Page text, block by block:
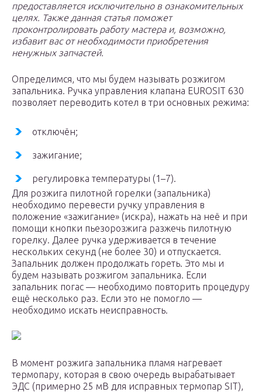
предоставляется исключительно в ознакомительных
целях. Также данная статья поможет
проконтролировать работу мастера и, возможно,
избавит вас от необходимости приобретения
ненужных запчастей.
Определимся, что мы будем называть розжигом
запальника. Ручка управления клапана EUROSIT 630
позволяет переводить котел в три основных режима:
отключён;
зажигание;
регулировка температуры (1–7).
Для розжига пилотной горелки (запальника)
необходимо перевести ручку управления в
положение «зажигание» (искра), нажать на неё и при
помощи кнопки пьезорозжига разжечь пилотную
горелку. Далее ручка удерживается в течение
нескольких секунд (не более 30) и отпускается.
Запальник должен продолжать гореть. Это мы и
будем называть розжигом запальника. Если
запальник погас — необходимо повторить процедуру
ещё несколько раз. Если это не помогло —
необходимо искать неисправность.
В момент розжига запальника пламя нагревает
термопару, которая в свою очередь вырабатывает
ЭДС (примерно 25 мВ для исправных термопар SIT),